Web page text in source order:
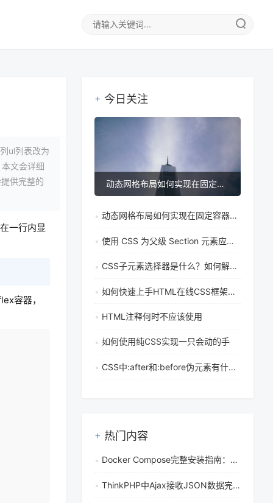
ul列表改为
文会详细
供完整的
一行内显
容器，
今日关注
动态网格布局如何实现在固定容器中让单元格自适应调整
动态网格布局如何实现在固定容器中让单元格自适应调整
使用 CSS 为父级 Section 元素应用奇偶逻辑
CSS子元素选择器是什么？如何解决特定元素样式覆盖问题
如何快速上手HTML在线CSS框架和前端UI库？
HTML注释何时不应该使用
如何使用纯CSS实现一只会动的手
CSS中:after和:before伪元素有什么作用，具体该如何使用
热门内容
Docker Compose完整安装指南：独立文件与CLI插件两种方案详解
ThinkPHP中Ajax接收JSON数据完整教程：从发送请求到跨域处理详解